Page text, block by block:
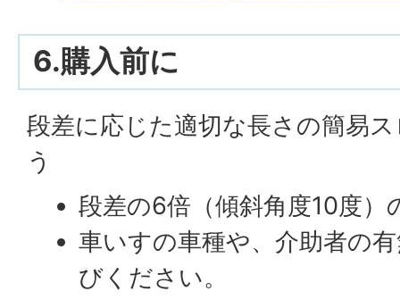
6.購入前に
段差に応じた適切な長さの簡易
う
段差の6倍（傾斜角度10度）
車いすの車種や、介助者の
びください。